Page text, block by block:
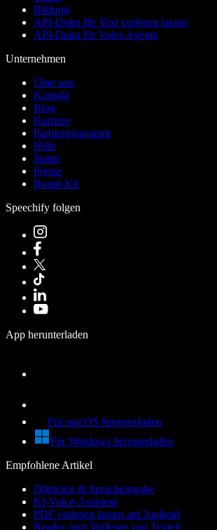
Bildung
API-Doku für Text vorlesen lassen
API-Doku für Voice Agents
Unternehmen
Über uns
Kontakt
Blog
Karriere
Partnerprogramm
Hilfe
Status
Presse
Brand-Kit
Speechify folgen
App herunterladen
Für macOS herunterladen
Für Windows herunterladen
Empfohlene Artikel
Diktieren & Spracheingabe
KI-Voice-Assistent
PDF vorlesen lassen auf Android
Reader zum Vorlesen von Texten